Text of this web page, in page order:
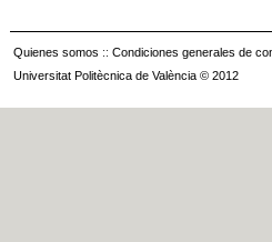
Quienes somos :: Condiciones generales de
Universitat Politècnica de València © 2012